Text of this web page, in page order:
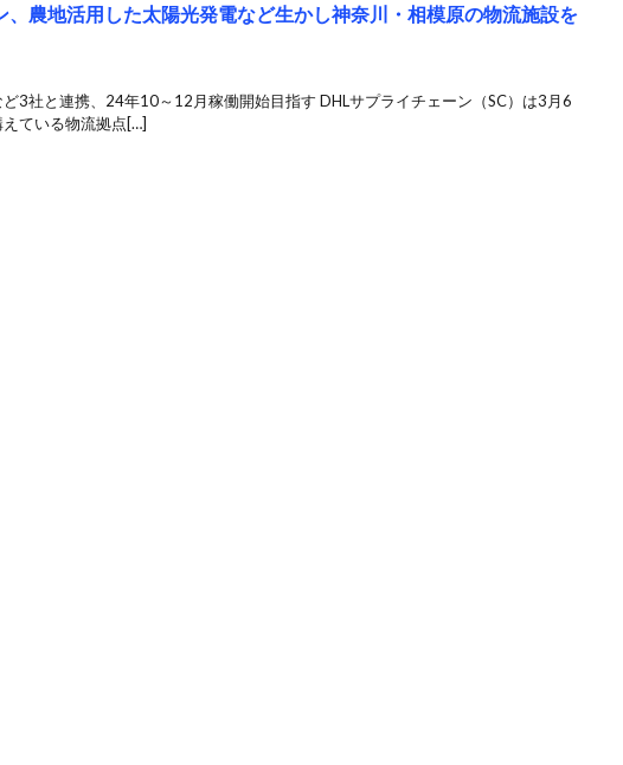
、農地活用した太陽光発電など生かし神奈川・相模原の物流施設を
3社と連携、24年10～12月稼働開始目指す DHLサプライチェーン（SC）は3月6
ている物流拠点[…]